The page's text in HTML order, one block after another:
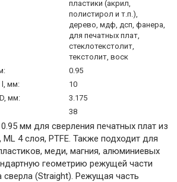
пластики (акрил,
полистирол и т.п.),
дерево, мдф, дсп, фанера,
для печатных плат,
стеклотекстолит,
текстолит, воск
0.95
l, мм:
10
мм:
3.175
38
мм для сверления печатных плат из
ML 4 слоя, PTFE. Также подходит для
меди, магния, алюминиевых
геометрию режущей части
сверла (Straight). Режущая часть